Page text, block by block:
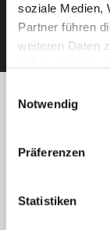
soziale Medien,
Partner führen
weiteren Daten
Wenn Sie auf
Sie der
Ihre
indem Sie die
unserer
Notwendig
Präferenzen
Statistiken
Betreiber der
Kantstraße 45a
(Ein
e.V.)